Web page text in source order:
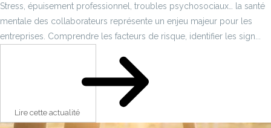
Stress, épuisement professionnel, troubles psychosociaux… la santé
mentale des collaborateurs représente un enjeu majeur pour les
entreprises. Comprendre les facteurs de risque, identifier les sign...
Lire cette actualité